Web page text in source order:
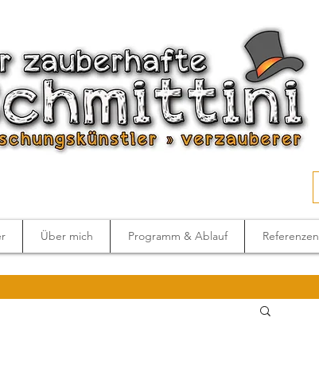
Über mich Programm & Ablauf Referenzen